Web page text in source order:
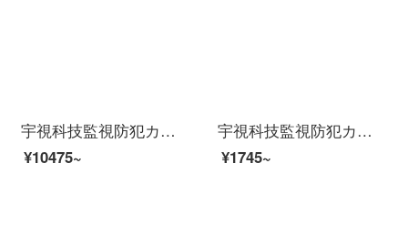
宇視科技監視防犯カメラ8路2盤位イルタネネットハードディスクレコーダHD復号監視ビデオPOE給電スマホ商用家庭用8番2盤位には1 TBハードディスクが含まれています。
¥10475~
宇視科技監視防犯カメラ200万HDDPOE給電ラインネリングトでビディオカメラ200万HD焦点距離4 mm
¥1745~